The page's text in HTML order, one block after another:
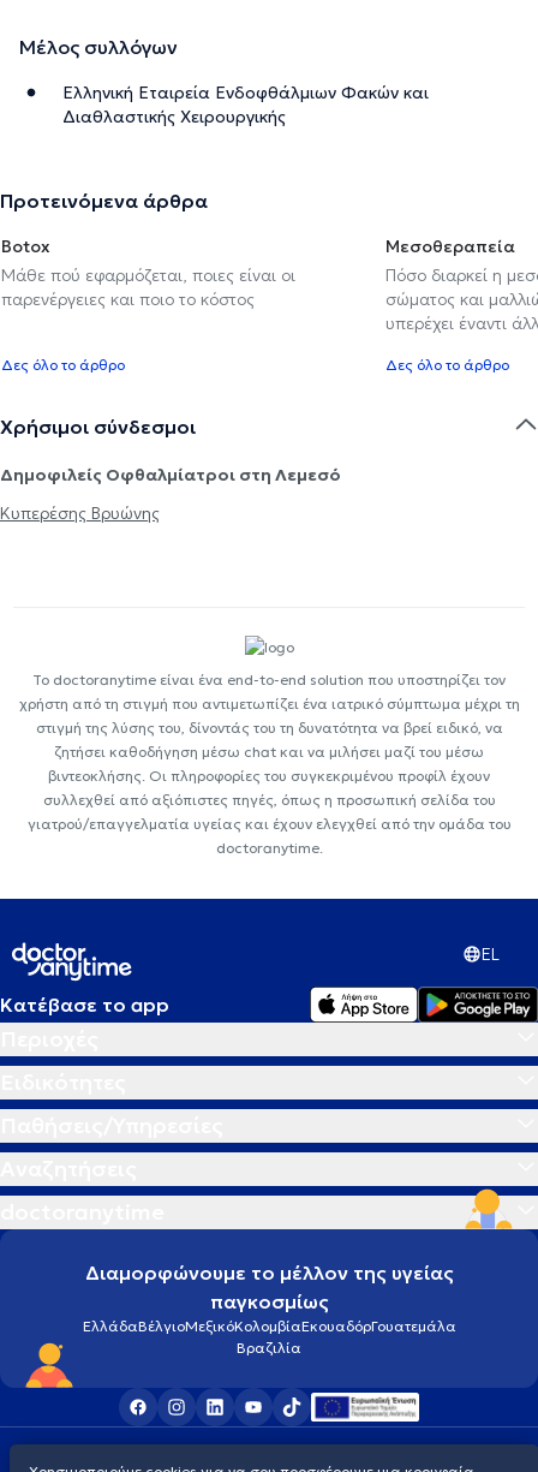
Μέλος συλλόγων
Ελληνική Εταιρεία Ενδοφθάλμιων Φακών και
Διαθλαστικής Χειρουργικής
Προτεινόμενα άρθρα
Botox
Μάθε πού εφαρμόζεται, ποιες είναι οι
παρενέργειες και ποιο το κόστος
Δες όλο το άρθρο
Μεσοθεραπεία
Πόσο διαρκεί η
σώματος και
υπερέχει έναντι
Δες όλο το άρθρο
Χρήσιμοι σύνδεσμοι
Δημοφιλείς Οφθαλμίατροι στη Λεμεσό
Κυπερέσης Βρυώνης
Το doctoranytime είναι ένα end-to-end solution που υποστηρίζει τον
χρήστη από τη στιγμή που αντιμετωπίζει ένα ιατρικό σύμπτωμα μέχρι τη
στιγμή της λύσης του, δίνοντάς του τη δυνατότητα να βρεί ειδικό, να
ζητήσει καθοδήγηση μέσω chat και να μιλήσει μαζί του μέσω
βιντεοκλήσης. Οι πληροφορίες του συγκεκριμένου προφίλ έχουν
συλλεχθεί από αξιόπιστες πηγές, όπως η προσωπική σελίδα του
γιατρού/επαγγελματία υγείας και έχουν ελεγχθεί από την ομάδα του
doctoranytime.
EL
Κατέβασε το app
Διαμορφώνουμε το μέλλον της υγείας
παγκοσμίως
ΕλλάδαΒέλγιοΜεξικόΚολομβίαΕκουαδόρΓουατεμάλα
Βραζιλία